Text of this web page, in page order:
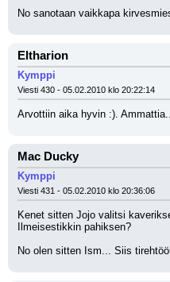
No sanotaan vaikkapa
Eltharion
Kymppi
Viesti 430 - 05.02.2010 klo 20:22:14
Arvottiin aika hyvin :).
Mac Ducky
Kymppi
Viesti 431 - 05.02.2010 klo 20:36:06
Kenet sitten Jojo valitsi
Ilmeisestikkin pahiksen?
No olen sitten Ism... Siis